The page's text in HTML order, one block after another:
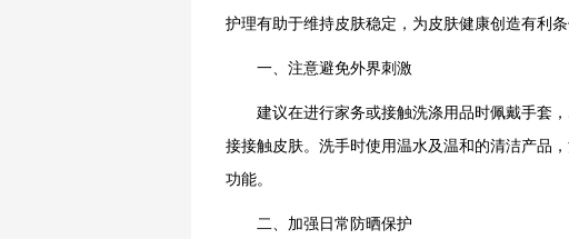
护理有助于维持皮肤稳定，为皮肤健康创造有利
一、注意避免外界刺激
建议在进行家务或接触洗涤用品时佩戴手套，
接接触皮肤。洗手时使用温水及温和的清洁产品
功能。
二、加强日常防晒保护